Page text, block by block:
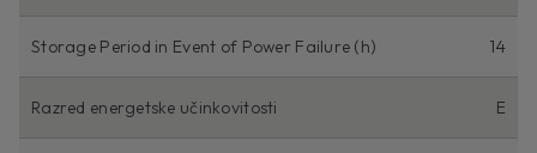
Storage Period in Event of Power Failure (h) 14
Razred energetske učinkovitosti E